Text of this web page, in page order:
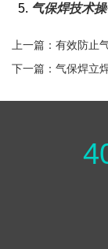
5. 气保焊技术
上一篇：有效防止
下一篇：气保焊立